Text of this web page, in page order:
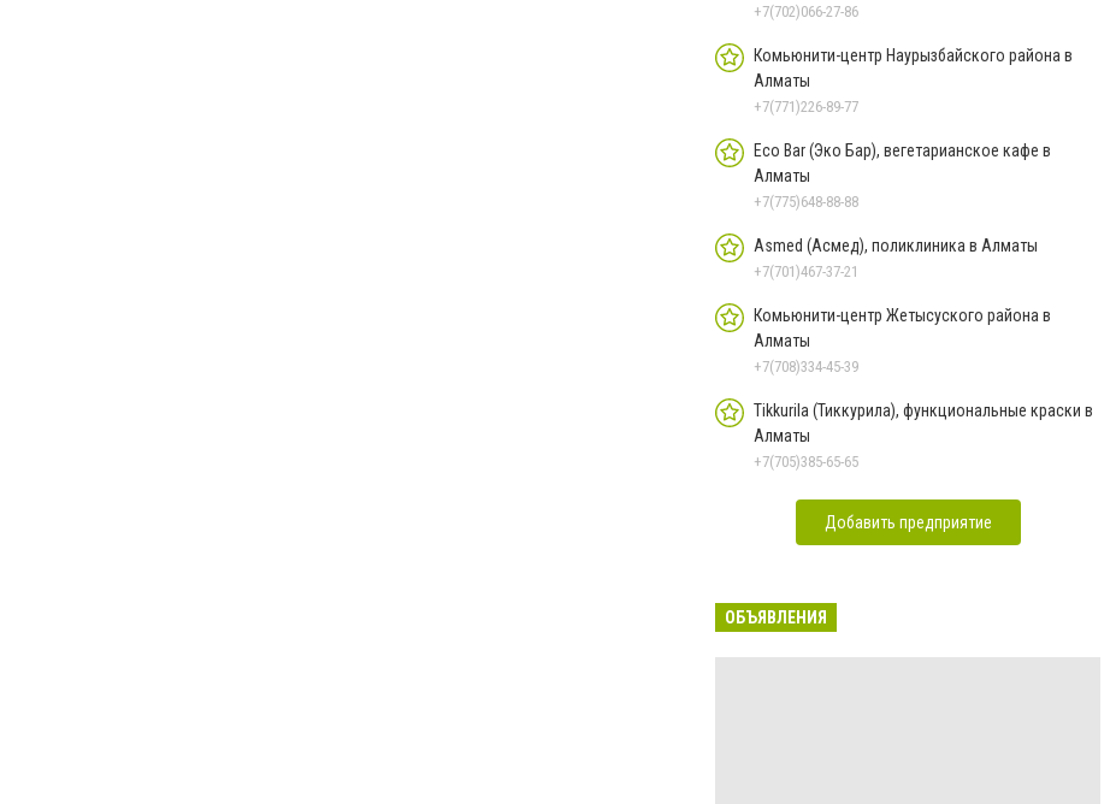
+7(702)066-27-86
Комьюнити-центр Наурызбайского района в
Алматы
+7(771)226-89-77
Eco Bar (Эко Бар), вегетарианское кафе в
Алматы
+7(775)648-88-88
Asmed (Асмед), поликлиника в Алматы
+7(701)467-37-21
Комьюнити-центр Жетысуского района в
Алматы
+7(708)334-45-39
Tikkurila (Тиккурила), функциональные краски в
Алматы
+7(705)385-65-65
Добавить предприятие
ОБЪЯВЛЕНИЯ